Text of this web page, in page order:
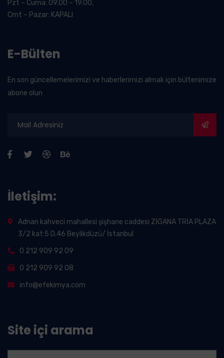
Pzt – Cuma: 09.00 – 19.00,
Cmt – Pazar: KAPALI
E-Bülten
En son güncellemelerimizi ve haberlerimizi almak için bültenimize
abone olun
İletişim:
Adnan kahveci mahallesi şişhane caddesi ZİGANA TRİA PLAZA
3/2 kat:5 D.46 Beylikdüzü/ İstanbul
0 212 909 92 09
0 212 909 92 08
info@efekimya.com
Site içi arama